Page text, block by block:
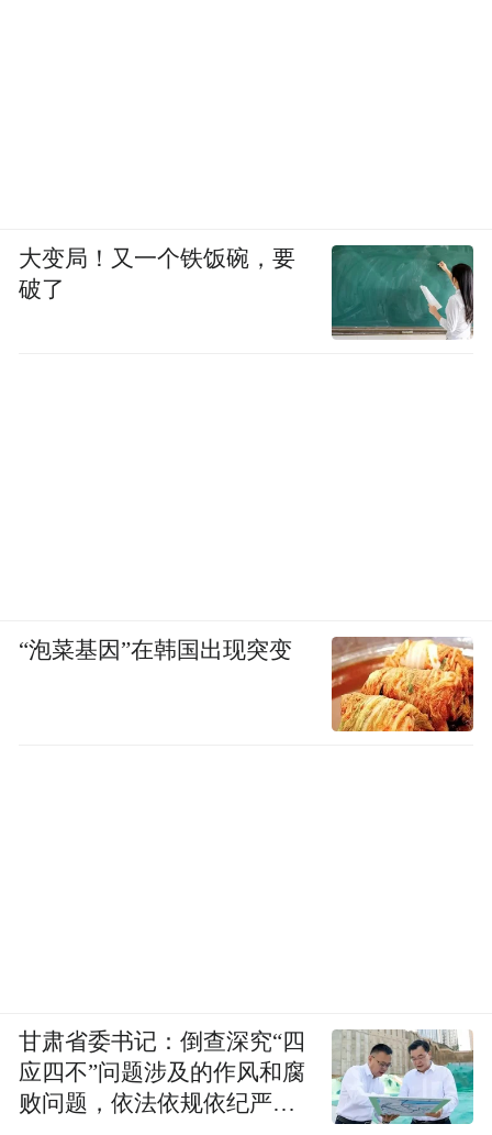
大变局！又一个铁饭碗，要
破了
“泡菜基因”在韩国出现突变
甘肃省委书记：倒查深究“四
应四不”问题涉及的作风和腐
败问题，依法依规依纪严肃